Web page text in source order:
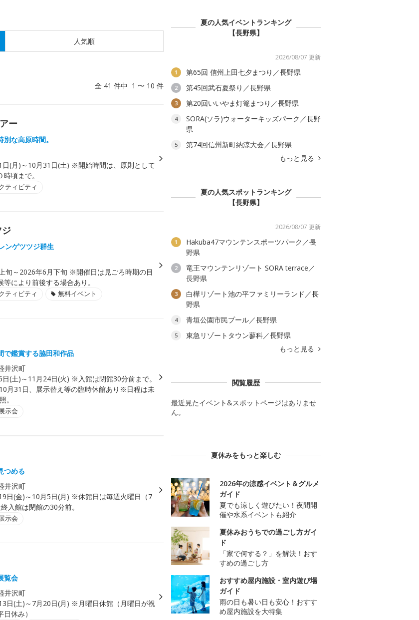
人気順
全 41 件中 1 〜 10 件
ー
な高原時間。
日(月)～10月31日(土) ※開始時間は、原則として
頃まで。
ティビティ
ジ
ンゲツツジ群生
旬～2026年6月下旬 ※開催日は見ごろ時期の目
により前後する場合あり。
ティビティ 無料イベント
で鑑賞する脇田和作品
井沢町
(土)～11月24日(火) ※入館は閉館30分前まで。
月31日、展示替え等の臨時休館あり※日程は未
。
示会
つめる
井沢町
日(金)～10月5日(月) ※休館日は毎週火曜日（7
入館は閉館の30分前。
示会
覧会
井沢町
日(土)～7月20日(月) ※月曜日休館（月曜日が祝
休み）
夏の人気イベントランキング
【長野県】
2026/08/07 更新
1 第65回 信州上田七夕まつり／長野県
2 第45回武石夏祭り／長野県
3 第20回いいやま灯篭まつり／長野県
4
SORA(ソラ)ウォーターキッズパーク／長野
県
5
第74回信州新町納涼大会／長野県
もっと見る
夏の人気スポットランキング
【長野県】
2026/08/07 更新
1
Hakuba47マウンテンスポーツパーク／長
野県
2
竜王マウンテンリゾート SORA terrace／
長野県
3
白樺リゾート池の平ファミリーランド／長
野県
4 青垣公園市民プール／長野県
5
東急リゾートタウン蓼科／長野県
もっと見る
閲覧履歴
最近見たイベント&スポットページはありませ
ん。
夏休みをもっと楽しむ
2026年の涼感イベント＆グルメ
ガイド
夏でも涼しく遊びたい！夜間開
催や水系イベントも紹介
夏休みおうちでの過ごし方ガイ
ド
「家で何する？」を解決！おす
すめの過ごし方
おすすめ屋内施設・室内遊び場
ガイド
雨の日も暑い日も安心！おすす
め屋内施設を大特集